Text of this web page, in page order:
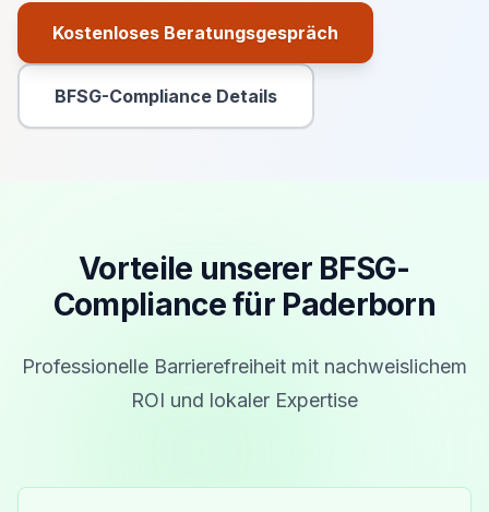
Kostenloses Beratungsgespräch
Primäre Aktion
BFSG-Compliance Details
Sekundäre Aktion
Vorteile unserer BFSG-
Compliance für Paderborn
Professionelle Barrierefreiheit mit nachweislichem
ROI und lokaler Expertise